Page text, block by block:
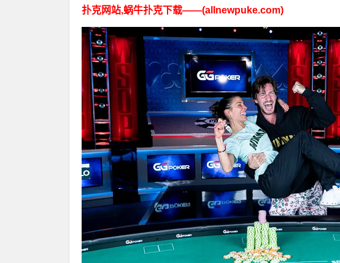
扑克网站,蜗牛扑克下载——(allnewpuke.com)